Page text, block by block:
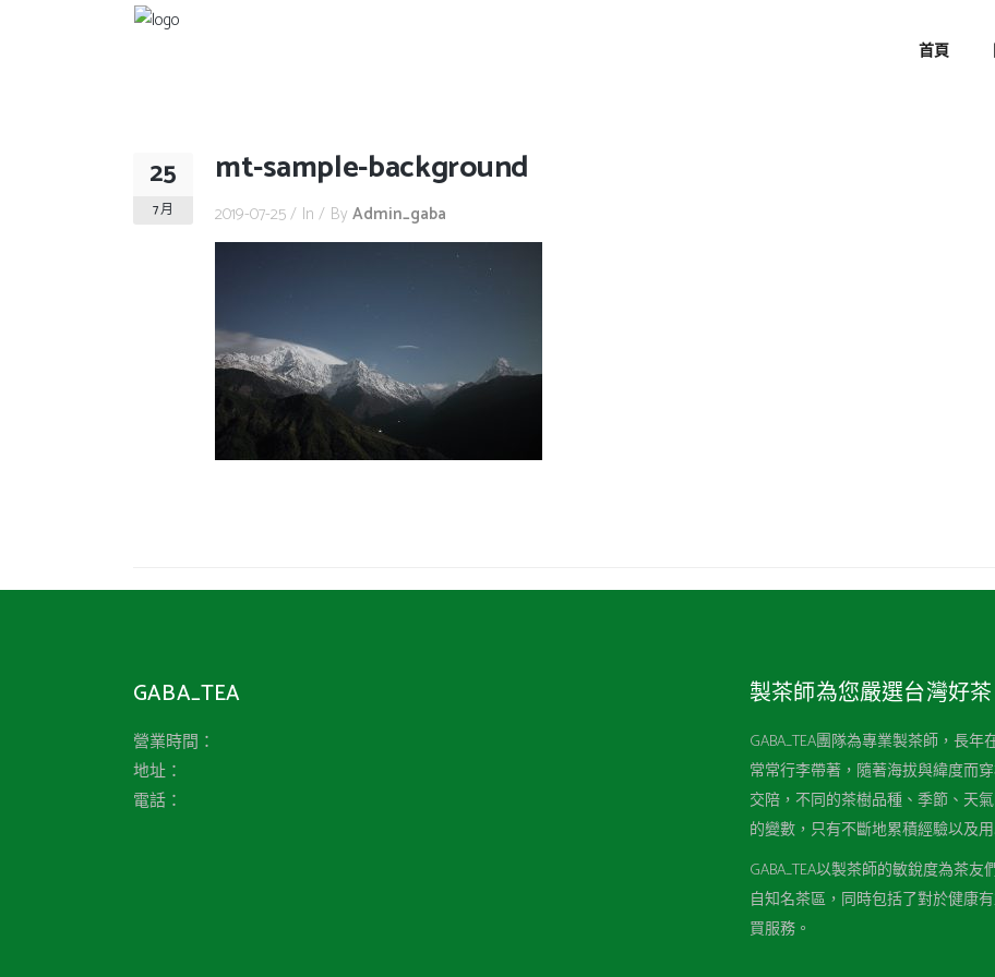
首頁
25
7 月
mt-sample-background
2019-07-25 In By Admin_gaba
GABA_TEA
營業時間：
地址：
電話：
製茶師為您嚴選台灣好茶
GABA_TEA團隊為專業製茶師，長
常常行李帶著，隨著海拔與緯度而
交陪，不同的茶樹品種、季節、天
的變數，只有不斷地累積經驗以及
GABA_TEA以製茶師的敏銳度為茶
自知名茶區，同時包括了對於健康
買服務。